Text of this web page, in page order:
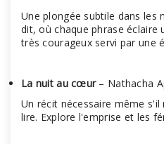
Une plongée subtile dans les
dit, où chaque phrase éclaire
très courageux servi par une
La nuit au cœur– Nathacha
Un récit nécessaire même
lire. Explore l'emprise et les